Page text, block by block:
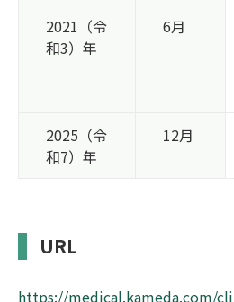
2021（令
和3）年
6月
2025（令
和7）年
12月
URL
https://medical.kameda.com/